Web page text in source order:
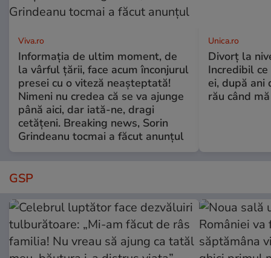
Viva.ro
Informația de ultim moment, de
la vârful țării, face acum înconjurul
presei cu o viteză neașteptată!
Nimeni nu credea că se va ajunge
până aici, dar iată-ne, dragi
cetățeni. Breaking news, Sorin
Grindeanu tocmai a făcut anunțul
Unica.ro
Divorț la
Incredibil
ei, după ani
rău când
GSP